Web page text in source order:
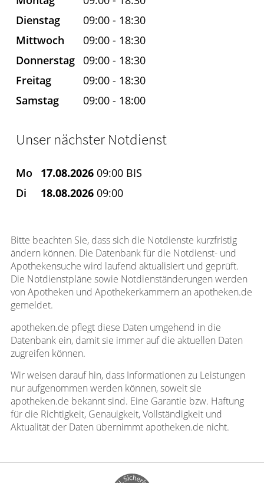
Dienstag
09:00 - 18:30
Mittwoch
09:00 - 18:30
Donnerstag 09:00 - 18:30
Freitag
09:00 - 18:30
Samstag
09:00 - 18:00
Unser nächster Notdienst
Mo 17.08.202609:00 BIS
Di
18.08.202609:00
Bitte beachten Sie, dass sich die Notdienste kurzfristig
ändern können. Die Datenbank für die Notdienst- und
Apothekensuche wird laufend aktualisiert und geprüft.
Die Notdienstpläne sowie Notdienständerungen werden
von Apotheken und Apothekerkammern an apotheken.de
gemeldet.
apotheken.de pflegt diese Daten umgehend in die
Datenbank ein, damit sie immer auf die aktuellen Daten
zugreifen können.
Wir weisen darauf hin, dass Informationen zu Leistungen
nur aufgenommen werden können, soweit sie
apotheken.de bekannt sind. Eine Garantie bzw. Haftung
für die Richtigkeit, Genauigkeit, Vollständigkeit und
Aktualität der Daten übernimmt apotheken.de nicht.